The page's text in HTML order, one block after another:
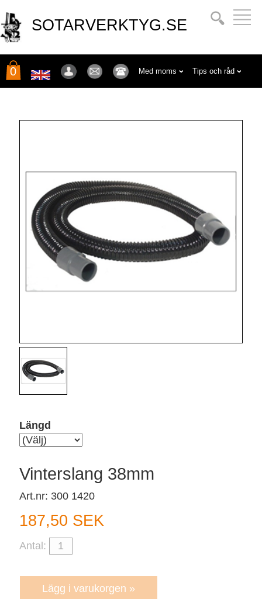
SOTARVERKTYG.SE
0 Med moms Tips och råd
Längd
Vinterslang 38mm
Art.nr: 300 1420
187,50 SEK
Antal: